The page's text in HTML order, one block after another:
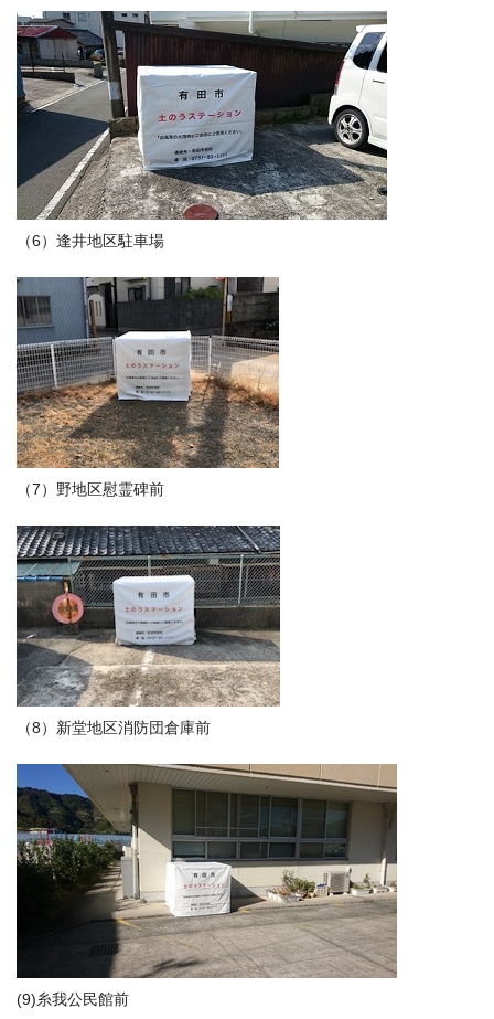
（6）逢井地区駐車場
（7）野地区慰霊碑前
（8）新堂地区消防団倉庫前
(9)糸我公民館前